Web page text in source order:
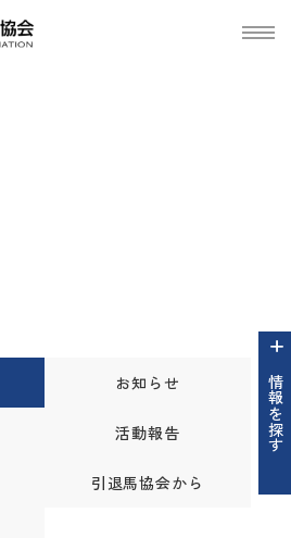
情報を探す
お知らせ
活動報告
引退馬協会から